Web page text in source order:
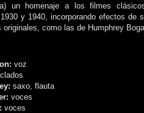
un homenaje a los filmes
y 1940, incorporando efectos de
originales, como las de Humphrey
voz
saxo, flauta
voces
voces